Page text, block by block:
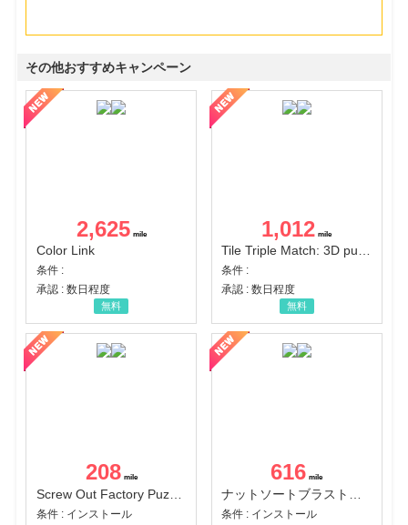
その他おすすめキャンペーン
2,625
Color Link
条件 :
承認 : 数日程度
無料
1,012
Tile Triple Match: 3D puzzle
条件 :
承認 : 数日程度
無料
208
Screw Out Factory Puzzle 3D（経験値バーのマイルストーンを5にする（ユーザーレベル5に到達する））（Android）
条件 : インストール
616
条件 : インストール